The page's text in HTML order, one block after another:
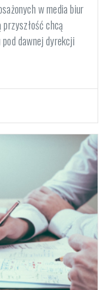
w media biur
chcą
dawnej dyrekcji